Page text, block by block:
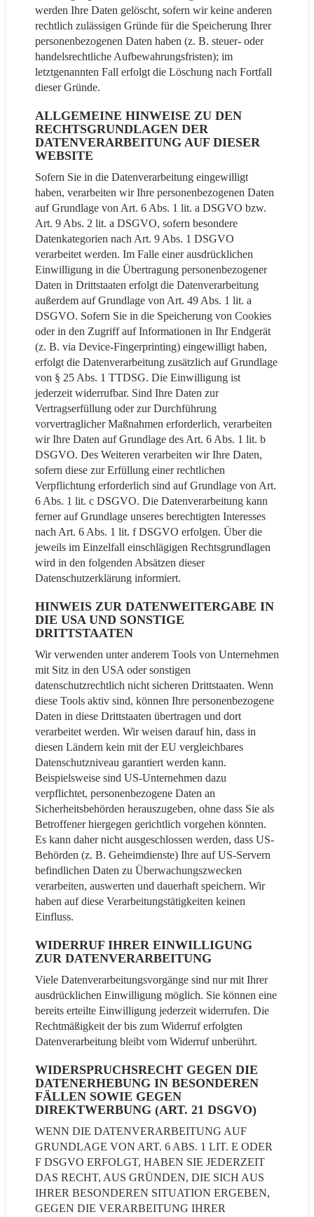
werden Ihre Daten gelöscht, sofern wir keine anderen
rechtlich zulässigen Gründe für die Speicherung Ihrer
personenbezogenen Daten haben (z. B. steuer- oder
handelsrechtliche Aufbewahrungsfristen); im
letztgenannten Fall erfolgt die Löschung nach Fortfall
dieser Gründe.
ALLGEMEINE HINWEISE ZU DEN
RECHTSGRUNDLAGEN DER
DATENVERARBEITUNG AUF DIESER
WEBSITE
Sofern Sie in die Datenverarbeitung eingewilligt
haben, verarbeiten wir Ihre personenbezogenen Daten
auf Grundlage von Art. 6 Abs. 1 lit. a DSGVO bzw.
Art. 9 Abs. 2 lit. a DSGVO, sofern besondere
Datenkategorien nach Art. 9 Abs. 1 DSGVO
verarbeitet werden. Im Falle einer ausdrücklichen
Einwilligung in die Übertragung personenbezogener
Daten in Drittstaaten erfolgt die Datenverarbeitung
außerdem auf Grundlage von Art. 49 Abs. 1 lit. a
DSGVO. Sofern Sie in die Speicherung von Cookies
oder in den Zugriff auf Informationen in Ihr Endgerät
(z. B. via Device-Fingerprinting) eingewilligt haben,
erfolgt die Datenverarbeitung zusätzlich auf Grundlage
von § 25 Abs. 1 TTDSG. Die Einwilligung ist
jederzeit widerrufbar. Sind Ihre Daten zur
Vertragserfüllung oder zur Durchführung
vorvertraglicher Maßnahmen erforderlich, verarbeiten
wir Ihre Daten auf Grundlage des Art. 6 Abs. 1 lit. b
DSGVO. Des Weiteren verarbeiten wir Ihre Daten,
sofern diese zur Erfüllung einer rechtlichen
Verpflichtung erforderlich sind auf Grundlage von Art.
6 Abs. 1 lit. c DSGVO. Die Datenverarbeitung kann
ferner auf Grundlage unseres berechtigten Interesses
nach Art. 6 Abs. 1 lit. f DSGVO erfolgen. Über die
jeweils im Einzelfall einschlägigen Rechtsgrundlagen
wird in den folgenden Absätzen dieser
Datenschutzerklärung informiert.
HINWEIS ZUR DATENWEITERGABE IN
DIE USA UND SONSTIGE
DRITTSTAATEN
Wir verwenden unter anderem Tools von Unternehmen
mit Sitz in den USA oder sonstigen
datenschutzrechtlich nicht sicheren Drittstaaten. Wenn
diese Tools aktiv sind, können Ihre personenbezogene
Daten in diese Drittstaaten übertragen und dort
verarbeitet werden. Wir weisen darauf hin, dass in
diesen Ländern kein mit der EU vergleichbares
Datenschutzniveau garantiert werden kann.
Beispielsweise sind US-Unternehmen dazu
verpflichtet, personenbezogene Daten an
Sicherheitsbehörden herauszugeben, ohne dass Sie als
Betroffener hiergegen gerichtlich vorgehen könnten.
Es kann daher nicht ausgeschlossen werden, dass US-
Behörden (z. B. Geheimdienste) Ihre auf US-Servern
befindlichen Daten zu Überwachungszwecken
verarbeiten, auswerten und dauerhaft speichern. Wir
haben auf diese Verarbeitungstätigkeiten keinen
Einfluss.
WIDERRUF IHRER EINWILLIGUNG
ZUR DATENVERARBEITUNG
Viele Datenverarbeitungsvorgänge sind nur mit Ihrer
ausdrücklichen Einwilligung möglich. Sie können eine
bereits erteilte Einwilligung jederzeit widerrufen. Die
Rechtmäßigkeit der bis zum Widerruf erfolgten
Datenverarbeitung bleibt vom Widerruf unberührt.
WIDERSPRUCHSRECHT GEGEN DIE
DATENERHEBUNG IN BESONDEREN
FÄLLEN SOWIE GEGEN
DIREKTWERBUNG (ART. 21 DSGVO)
WENN DIE DATENVERARBEITUNG AUF
GRUNDLAGE VON ART. 6 ABS. 1 LIT. E ODER
F DSGVO ERFOLGT, HABEN SIE JEDERZEIT
DAS RECHT, AUS GRÜNDEN, DIE SICH AUS
IHRER BESONDEREN SITUATION ERGEBEN,
GEGEN DIE VERARBEITUNG IHRER